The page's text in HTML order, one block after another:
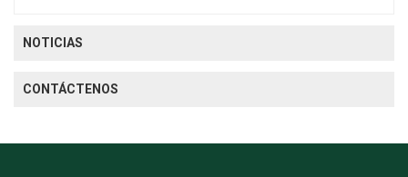
NOTICIAS
CONTÁCTENOS